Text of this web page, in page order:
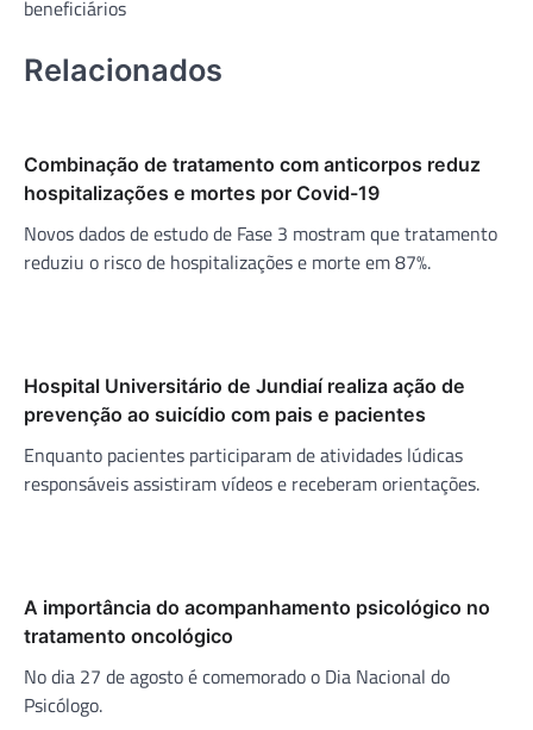
beneficiários
Relacionados
Combinação de tratamento com anticorpos reduz
hospitalizações e mortes por Covid-19
Novos dados de estudo de Fase 3 mostram que tratamento
reduziu o risco de hospitalizações e morte em 87%.
Hospital Universitário de Jundiaí realiza ação de
prevenção ao suicídio com pais e pacientes
Enquanto pacientes participaram de atividades lúdicas
responsáveis assistiram vídeos e receberam orientações.
A importância do acompanhamento psicológico no
tratamento oncológico
No dia 27 de agosto é comemorado o Dia Nacional do
Psicólogo.